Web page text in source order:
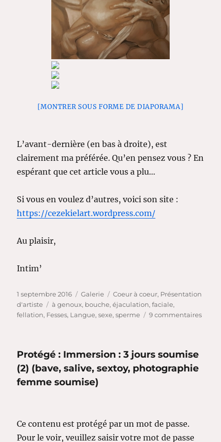
[MONTRER SOUS FORME DE DIAPORAMA]
L’avant-dernière (en bas à droite), est
clairement ma préférée. Qu’en pensez vous ? En
espérant que cet article vous a plu…
Si vous en voulez d’autres, voici son site :
https://cezekielart.wordpress.com/
Au plaisir,
Intim’
Publié
le
1 septembre 2016 Format
Galerie Catégories
Coeur à coeur, Présentation
d'artiste
Étiquettes
à genoux, bouche,éjaculation,faciale,
fellation, Fesses, Langue,sexe,sperme 9 commentairessur
Protégé : Immersion : 3 jours soumise
(2) (bave, salive, sextoy, photographie
femme soumise)
Ce contenu est protégé par un mot de passe.
Pour le voir, veuillez saisir votre mot de passe